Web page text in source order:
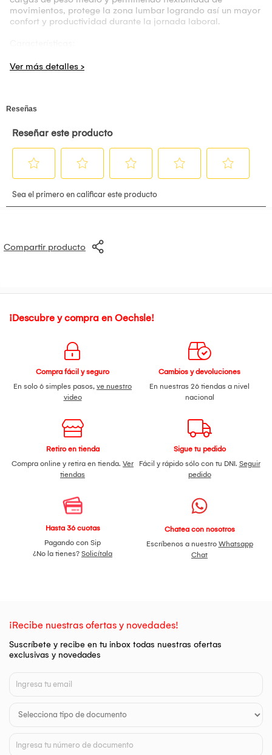
movimientos, protege la zona lumbar logrando así un mayor
confort y productividad durante la jornada laboral.
Flexibles-Cinta Reflectiva-
Dimensiones: 40 x 38 x 5 cm Incluye: Faja Liviana
DESCRIPCIÓN TÉCNICA
recubierto de alta calidad, junto al velcro de larga duración
dan a este producto la característica de “Liviana”, también
lleva cintas reflectivas de seguridad, barras flexibles para
colocación; elaborado bajo un riguroso proceso de
confección.
Indicado para el tratamiento de lumbalgias.
Fuerte sujeción Lumbosacra, contención y ajuste.
Compartir producto
¡Descubre y compra en Oechsle!
Compra fácil y seguro
En solo 6 simples pasos, ve nuestro
video
Cambios y devoluciones
En nuestras 26 tiendas a nivel
nacional
Retiro en tienda
Compra online y retira en tienda. Ver
tiendas
Sigue tu pedido
Fácil y rápido sólo con tu DNI. Seguir
pedido
Hasta 36 cuotas
Pagando con Sip
¿No la tienes? Solicítala
Chatea con nosotros
Escríbenos a nuestro Whatsapp
Chat
¡Recibe nuestras ofertas y novedades!
Suscríbete y recibe en tu inbox todas nuestras ofertas
exclusivas y novedades